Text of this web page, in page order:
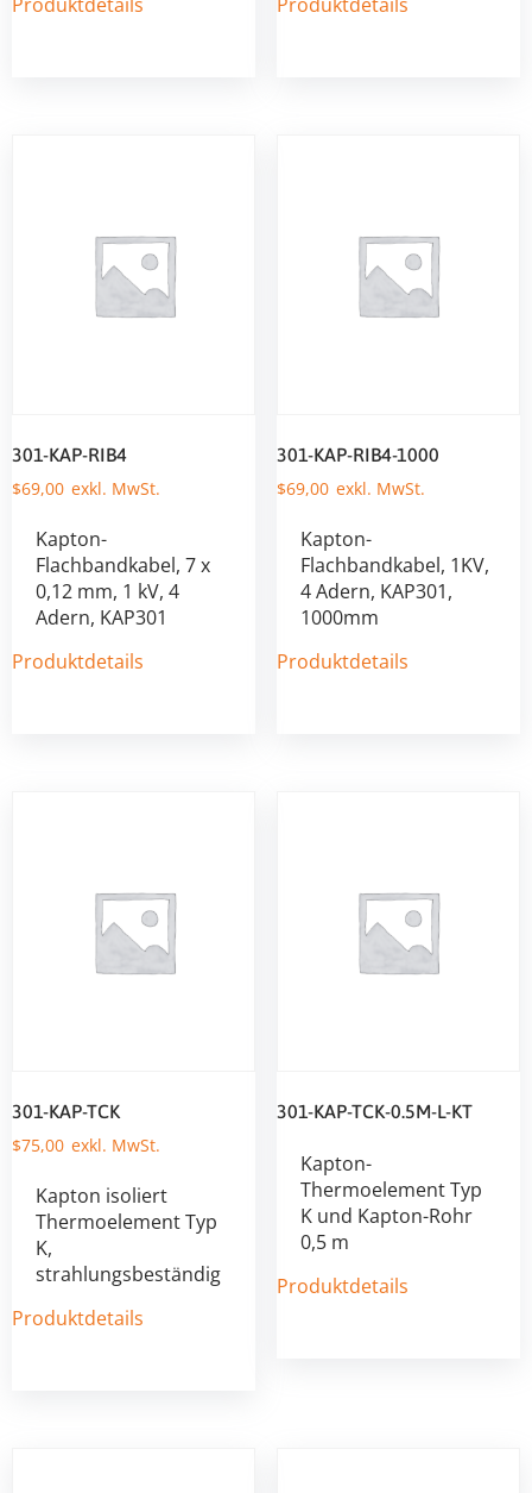
301-KAP-RIB4
$69,00
Kapton-
Flachbandkabel, 7 x
0,12 mm, 1 kV, 4
Adern, KAP301
Produktdetails
301-KAP-RIB4-1000
$69,00
Kapton-
Flachbandkabel, 1KV,
4 Adern, KAP301,
1000mm
Produktdetails
301-KAP-TCK
$75,00
Kapton isoliert
Thermoelement Typ
K,
strahlungsbeständig
Produktdetails
301-KAP-TCK-0.5M-L-KT
Kapton-
Thermoelement Typ
K und Kapton-Rohr
0,5 m
Produktdetails